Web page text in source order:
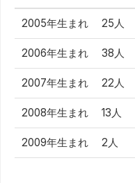
2005年生まれ 25人
2006年生まれ 38人
2007年生まれ 22人
2008年生まれ 13人
2009年生まれ 2人